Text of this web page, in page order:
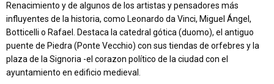
Renacimiento y de algunos de los artistas y pensadores más
influyentes de la historia, como Leonardo da Vinci, Miguel Ángel,
Botticelli o Rafael. Destaca la catedral gótica (duomo), el antiguo
puente de Piedra (Ponte Vecchio) con sus tiendas de orfebres y la
plaza de la Signoria -el corazon político de la ciudad con el
ayuntamiento en edificio medieval.